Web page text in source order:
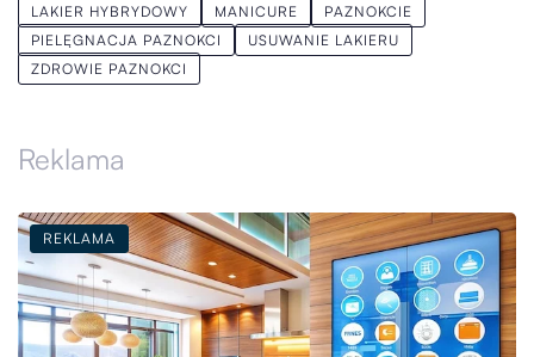
LAKIER HYBRYDOWY
MANICURE
PAZNOKCIE
PIELĘGNACJA PAZNOKCI
USUWANIE LAKIERU
ZDROWIE PAZNOKCI
Reklama
REKLAMA